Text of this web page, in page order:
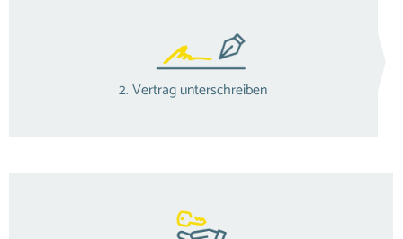
2. Vertrag unterschreiben